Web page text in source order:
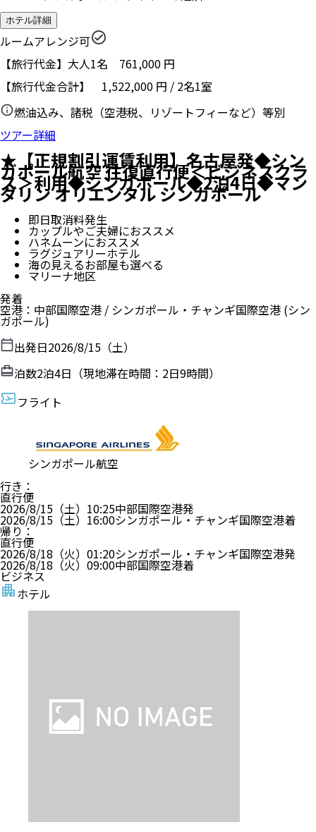
ホテル詳細
ルームアレンジ可
【旅行代金】大人1名 761,000 円
【旅行代金合計】 1,522,000 円 / 2名1室
燃油込み、諸税（空港税、リゾートフィーなど）等別
ツアー詳細
★【正規割引運賃利用】名古屋発◆シン
ガポール航空 往復直行便＜ビジネスクラ
ス＞利用◆シンガポール◆2泊4日◆マン
ダリン オリエンタル シンガポール
即日取消料発生
カップルやご夫婦におススメ
ハネムーンにおススメ
ラグジュアリーホテル
海の見えるお部屋も選べる
マリーナ地区
発着
空港 ： 中部国際空港 / シンガポール・チャンギ国際空港 (シン
ガポール)
出発日2026/8/15（土）
泊数2泊4日（現地滞在時間： 2日9時間）
フライト
シンガポール航空
行き ：
直行便
2026/8/15（土） 10:25中部国際空港発
2026/8/15（土） 16:00シンガポール・チャンギ国際空港着
帰り ：
直行便
2026/8/18（火） 01:20シンガポール・チャンギ国際空港発
2026/8/18（火） 09:00中部国際空港着
ビジネス
ホテル